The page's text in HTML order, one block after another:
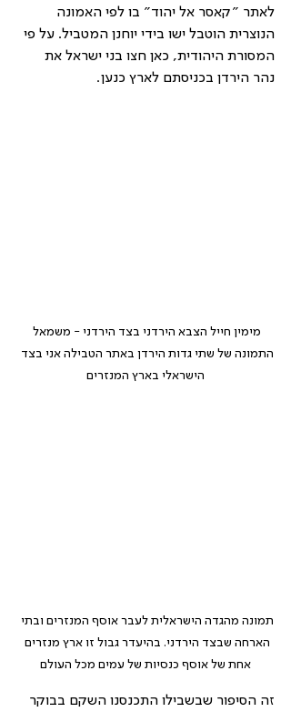
לאתר ״קאסר אל יהוד״ בו לפי האמונה
הנוצרית הוטבל ישו בידי יוחנן המטביל. על פי
המסורת היהודית, כאן חצו בני ישראל את
נהר הירדן בכניסתם לארץ כנען.
מימין חייל הצבא הירדני בצד הירדני - משמאל
התמונה של שתי גדות הירדן באתר הטבילה אני בצד
הישראלי בארץ המנזרים
תמונה מהגדה הישראלית לעבר אוסף המנזרים ובתי
הארחה שבצד הירדני. בהיעדר גבול זו ארץ מנזרים
אחת של אוסף כנסיות של עמים מכל העולם
זה הסיפור שבשבילו התכנסנו השקם בבוקר